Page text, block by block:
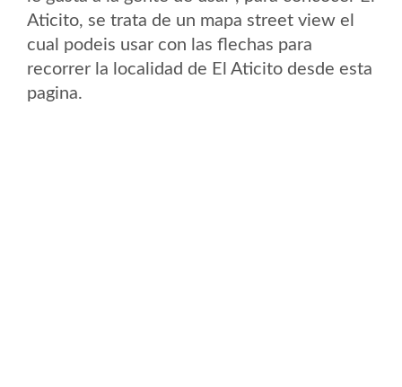
Aticito, se trata de un mapa street view el
cual podeis usar con las flechas para
recorrer la localidad de El Aticito desde esta
pagina.